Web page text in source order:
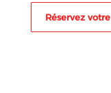
Réservez